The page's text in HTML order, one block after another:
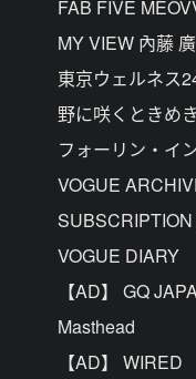
FAB FIVE
MY VIEW 內藤 廣
東京ウェルネス
野に咲くときめ
フォーリン・イ
VOGUE
VOGUE DIARY
【AD】 GQ
Masthead
【AD】 WIRED